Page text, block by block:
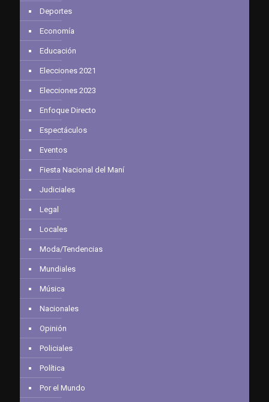
Deportes
Economía
Educación
Elecciones 2021
Elecciones 2023
Enfoque Directo
Espectáculos
Eventos
Fiesta Nacional del Maní
Judiciales
Legal
Locales
Moda/Tendencias
Mundiales
Música
Nacionales
Opinión
Policiales
Política
Por el Mundo